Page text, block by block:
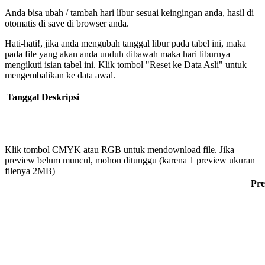
Anda bisa ubah / tambah hari libur sesuai keingingan anda, hasil di
otomatis di save di browser anda.
Hati-hati!, jika anda mengubah tanggal libur pada tabel ini, maka
pada file yang akan anda unduh dibawah maka hari liburnya
mengikuti isian tabel ini. Klik tombol "Reset ke Data Asli" untuk
mengembalikan ke data awal.
Tanggal Deskripsi
Klik tombol CMYK atau RGB untuk mendownload file. Jika
preview belum muncul, mohon ditunggu (karena 1 preview ukuran
filenya 2MB)